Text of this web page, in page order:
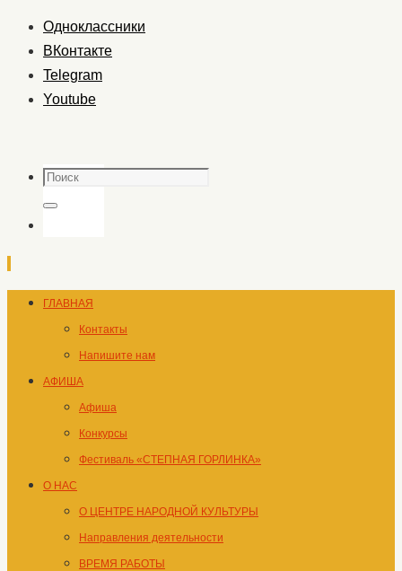
Одноклассники
ВКонтакте
Telegram
Youtube
Поиск
Поиск
Перейти
содержимому
ГЛАВНАЯ
Контакты
Напишите нам
АФИША
Афиша
Конкурсы
Фестиваль «СТЕПНАЯ ГОРЛИНКА»
О НАС
О ЦЕНТРЕ НАРОДНОЙ КУЛЬТУРЫ
Направления деятельности
ВРЕМЯ РАБОТЫ